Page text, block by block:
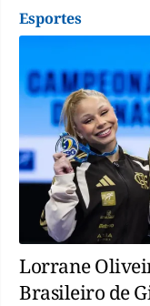
Esportes
Lorrane
Brasileiro de